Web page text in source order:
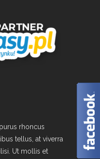
rhoncus
tellus, at viverra
Ut mollis et